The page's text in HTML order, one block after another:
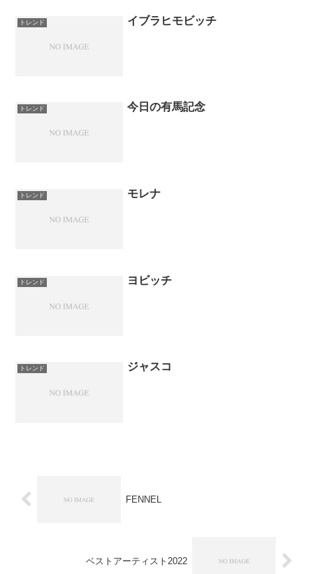
トレンド イブラヒモビッチ
トレンド 今日の有馬記念
トレンド モレナ
トレンド ヨビッチ
トレンド ジャスコ
FENNEL
ベストアーティスト2022